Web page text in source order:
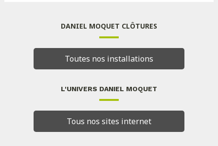
DANIEL MOQUET CLÔTURES
Toutes nos installations
L'UNIVERS DANIEL MOQUET
Tous nos sites internet